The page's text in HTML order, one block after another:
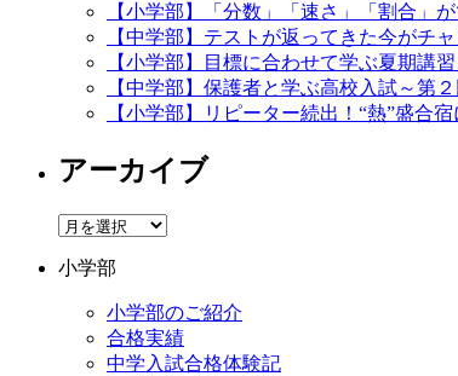
【小学部】「分数」「速さ」「割合」
【中学部】テストが返ってきた今がチ
【小学部】目標に合わせて学ぶ夏期講
【中学部】保護者と学ぶ高校入試～第
【小学部】リピーター続出！“熱”盛合
アーカイブ
ア
カ
小学部
小学部のご紹介
合格実績
中学入試合格体験記